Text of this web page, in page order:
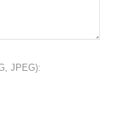
JPEG):